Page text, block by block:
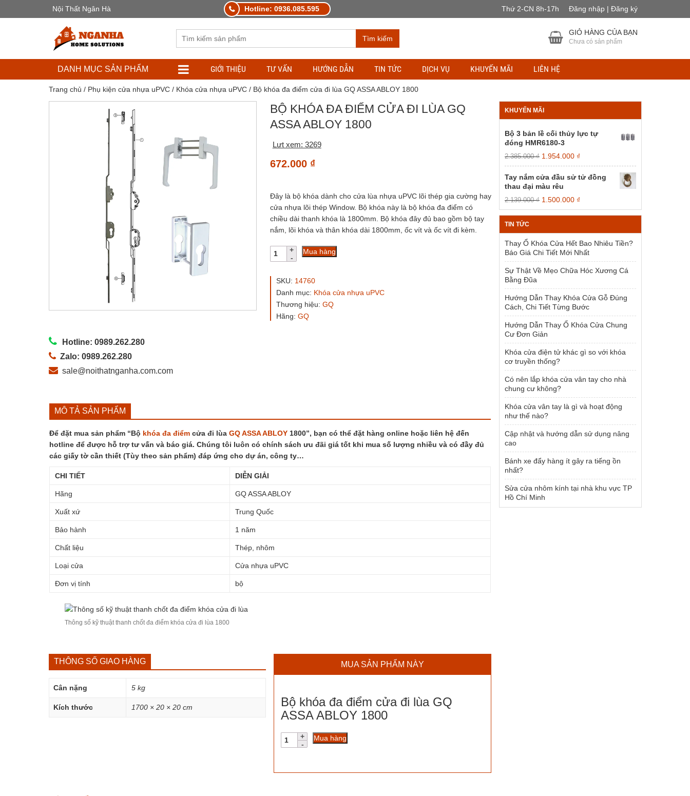
Nội Thất Ngân Hà Hotline: 0936.085.595 Thứ 2-CN 8h-17h Đăng nhập | Đăng ký
Tìm kiếm
GIỎ HÀNG CỦA BẠN
Chưa có sản phẩm
DANH MỤC SẢN PHẨM GIỚI THIỆU TƯ VẤN HƯỚNG DẪN TIN TỨC DỊCH VỤ KHUYẾN MÃI LIÊN HỆ
Trang chủ / Phụ kiện cửa nhựa uPVC/ Khóa cửa nhựa uPVC/ Bộ khóa đa điểm cửa đi lùa GQ ASSA ABLOY 1800
Hotline: 0989.262.280
Zalo: 0989.262.280
sale@noithatnganha.com.com
BỘ KHÓA ĐA ĐIỂM CỬA ĐI LÙA GQ
ASSA ABLOY 1800
Lưt xem: 3269
672.000 ₫
Đây là bộ khóa dành cho cửa lùa nhựa uPVC lõi thép gia cường hay
cửa nhựa lõi thép Window. Bộ khóa này là bộ khóa đa điểm có
chiều dài thanh khóa là 1800mm. Bộ khóa đây đủ bao gồm bộ tay
nắm, lõi khóa và thân khóa dài 1800mm, ốc vít và ốc vít đi kèm.
Bộ
điểm
lùa
GQ
Mua hàng
SKU: 14760
Danh mục: Khóa cửa nhựa uPVC
Thương hiệu: GQ
Hãng: GQ
MÔ TẢ SẢN PHẨM
Để đặt mua sản phẩm “Bộ khóa đa điểmcửa đi lùa GQ ASSA ABLOY1800”, bạn có thể đặt hàng online hoặc liên hệ đến
hotline để được hỗ trợ tư vấn và báo giá. Chúng tôi luôn có chính sách ưu đãi giá tốt khi mua số lượng nhiều và có đầy đủ
các giấy tờ cần thiết (Tùy theo sản phẩm) đáp ứng cho dự án, công ty…
CHI TIẾT DIỄN GIẢI
Hãng GQ ASSA ABLOY
Xuất xứ Trung Quốc
Bảo hành 1 năm
Chất liệu Thép, nhôm
Loại cửa Cửa nhựa uPVC
Đơn vị tính bộ
Thông số kỹ thuật thanh chốt đa điểm khóa cửa đi lùa 1800
THÔNG SỐ GIAO HÀNG
Cân nặng 5 kg
Kích thước 1700 × 20 × 20 cm
MUA SẢN PHẨM NÀY
Bộ khóa đa điểm cửa đi lùa GQ
ASSA ABLOY 1800
Bộ
khóa
cửa
Mua hàng
KHUYẾN MÃI
Bộ 3 bản lề cối thủy lực tự
đóng HMR6180-3
2.385.000₫ Giá
gốc
là:
2.385.000 ₫.
1.954.000 ₫
hiện
tại
Tay nắm cửa đầu sử tử đồng
thau đại màu rêu
2.139.000₫ Giá
gốc
là:
1.500.000 ₫
hiện
tại
1.500.000 ₫.
TIN TỨC
Thay Ổ Khóa Cửa Hết Bao Nhiêu Tiền?
Báo Giá Chi Tiết Mới Nhất
Sự Thật Về Mẹo Chữa Hóc Xương Cá
Bằng Đũa
Hướng Dẫn Thay Khóa Cửa Gỗ Đúng
Cách, Chi Tiết Từng Bước
Hướng Dẫn Thay Ổ Khóa Cửa Chung
Cư Đơn Giản
Khóa cửa điện tử khác gì so với khóa
cơ truyền thống?
Có nên lắp khóa cửa vân tay cho nhà
chung cư không?
Khóa cửa vân tay là gì và hoạt động
như thế nào?
Cập nhật và hướng dẫn sử dụng nâng
cao
Bánh xe đẩy hàng ít gây ra tiếng ồn
nhất?
Sửa cửa nhôm kính tại nhà khu vực TP
Hồ Chí Minh